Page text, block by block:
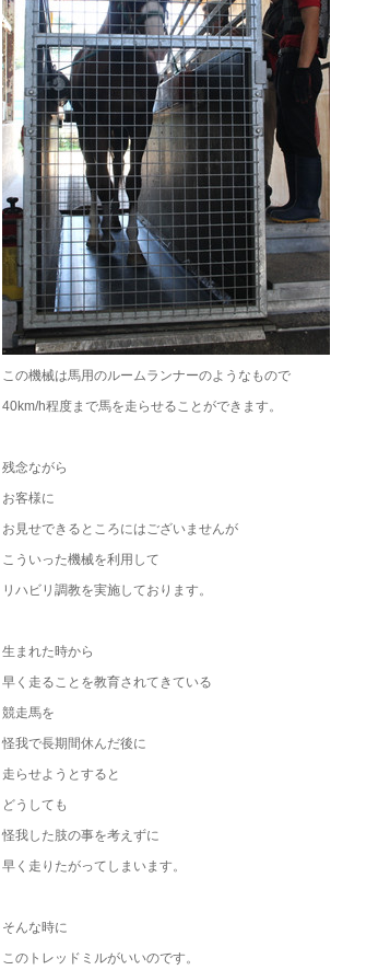
この機械は馬用のルームランナーのようなもので
40km/h程度まで馬を走らせることができます。
残念ながら
お客様に
お見せできるところにはございませんが
こういった機械を利用して
リハビリ調教を実施しております。
生まれた時から
早く走ることを教育されてきている
競走馬を
怪我で長期間休んだ後に
走らせようとすると
どうしても
怪我した肢の事を考えずに
早く走りたがってしまいます。
そんな時に
このトレッドミルがいいのです。